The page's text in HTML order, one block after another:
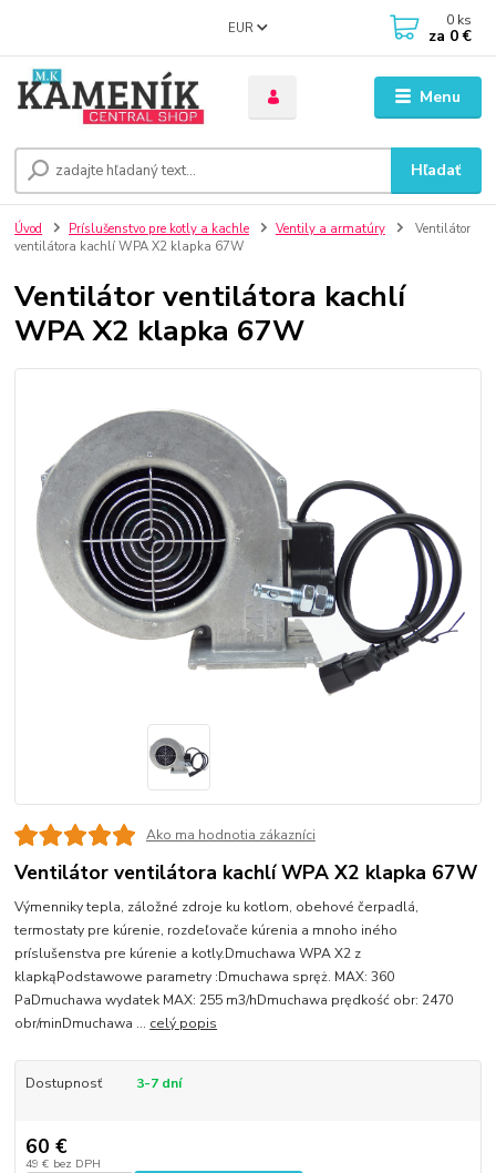
Menu
EUR
Hľadať
0 ks
za 0 €
Úvod Príslušenstvo pre kotly a kachle Ventily a armatúry
Ventilátor
ventilátora kachlí WPA X2 klapka 67W
Ventilátor ventilátora kachlí
WPA X2 klapka 67W
Ako ma hodnotia zákazníci
Ventilátor ventilátora kachlí WPA X2 klapka 67W
Výmenniky tepla, záložné zdroje ku kotlom, obehové čerpadlá,
termostaty pre kúrenie, rozdeľovače kúrenia a mnoho iného
príslušenstva pre kúrenie a kotly.Dmuchawa WPA X2 z
klapkąPodstawowe parametry :Dmuchawa spręż. MAX: 360
PaDmuchawa wydatek MAX: 255 m3/hDmuchawa prędkość obr: 2470
obr/minDmuchawa ... celý popis
Dostupnosť 3-7 dní
60 €
49 € bez DPH